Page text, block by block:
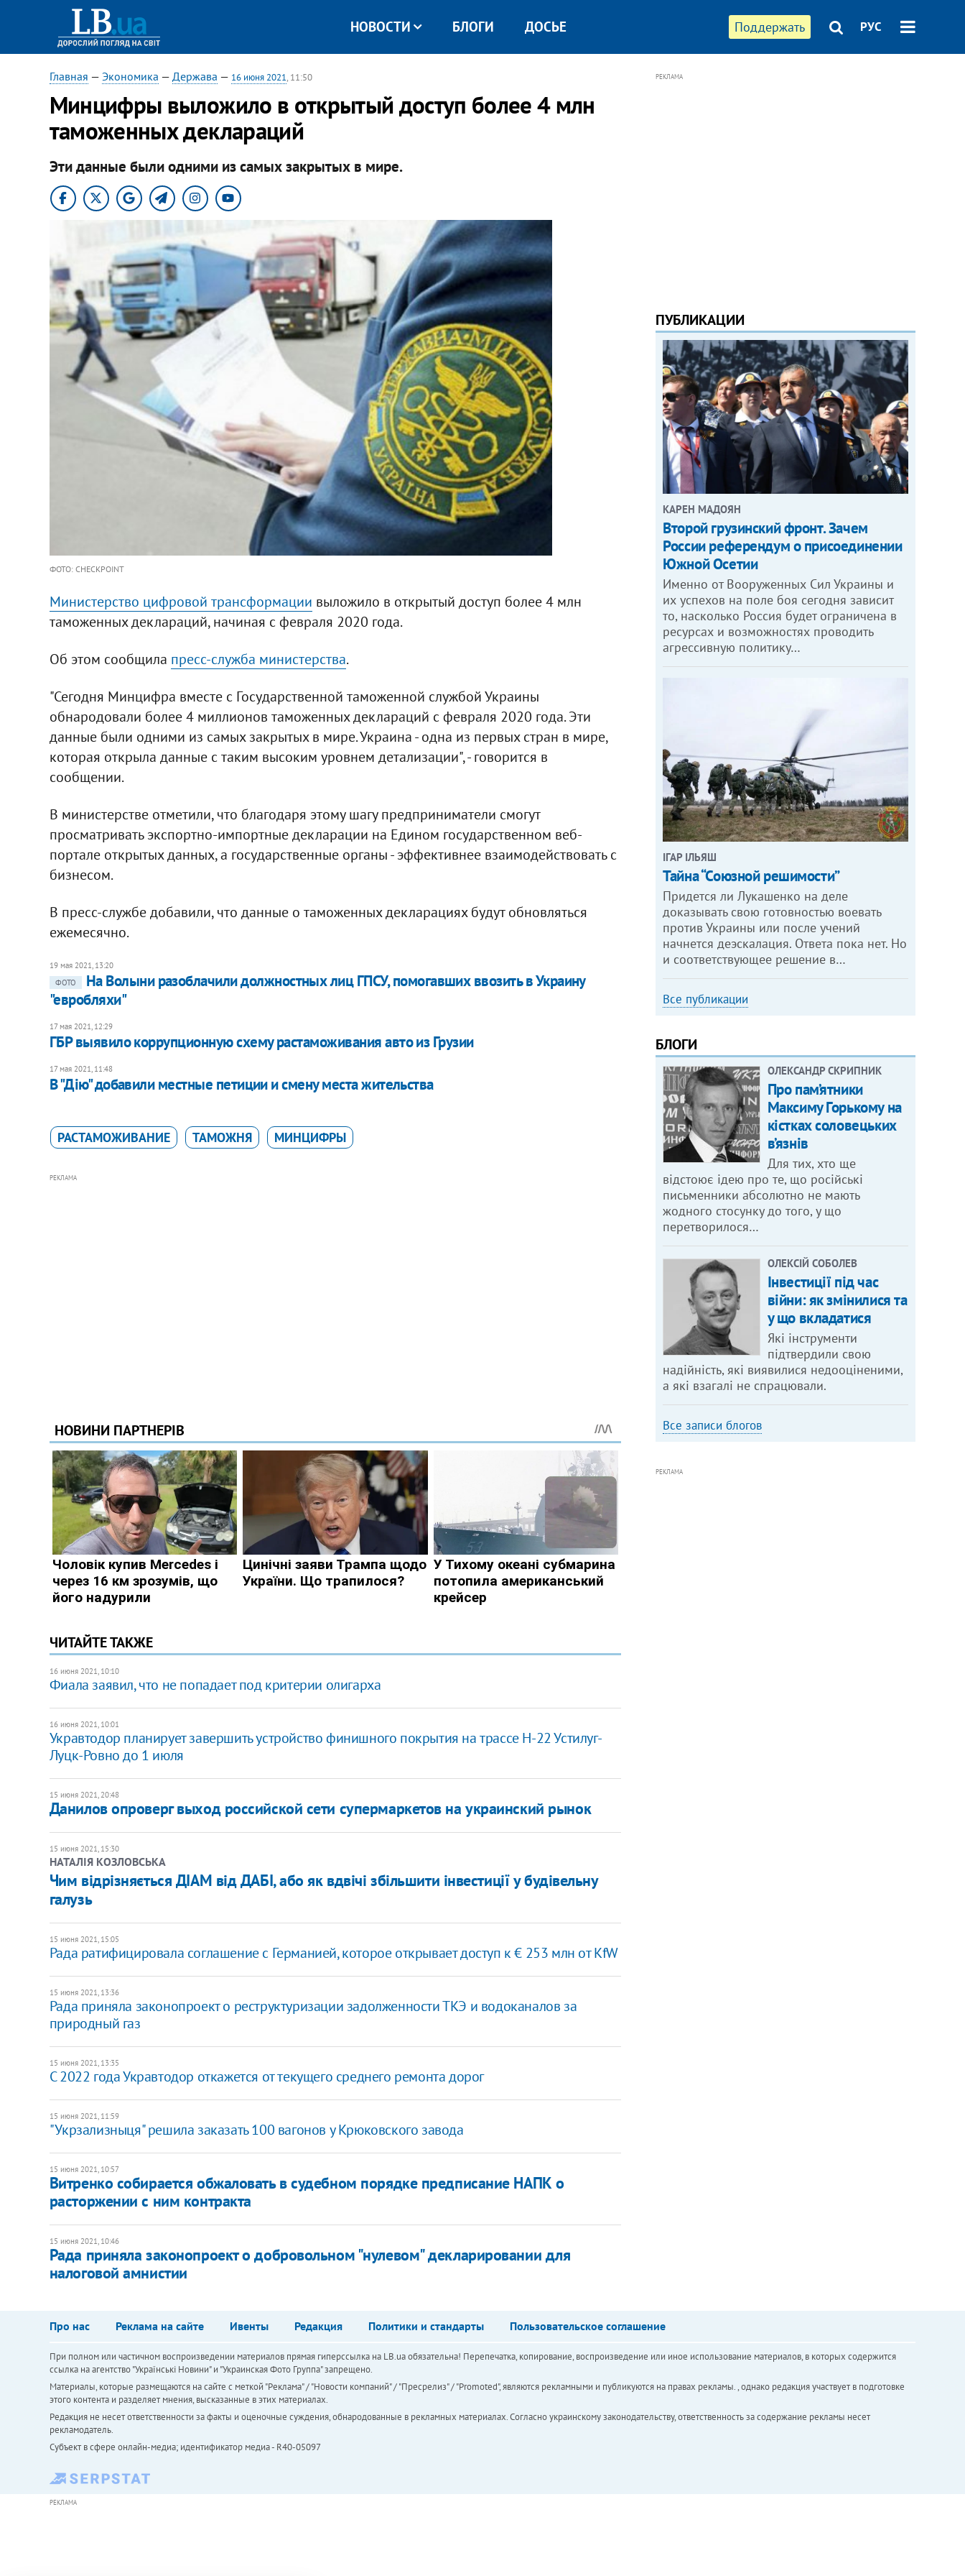
Поддержать РУС
НОВОСТИ БЛОГИ ДОСЬЕ
Главная — Экономика — Держава — 16 июня 2021, 11:50
Минцифры выложило в открытый доступ более 4 млн
таможенных деклараций
Эти данные были одними из самых закрытых в мире.
ФОТО: CHECKPOINT
Министерство цифровой трансформации выложило в открытый доступ более 4 млн
таможенных деклараций, начиная с февраля 2020 года.
Об этом сообщила пресс-служба министерства.
"Сегодня Минцифра вместе с Государственной таможенной службой Украины
обнародовали более 4 миллионов таможенных деклараций с февраля 2020 года. Эти
данные были одними из самых закрытых в мире. Украина - одна из первых стран в мире,
которая открыла данные с таким высоким уровнем детализации", - говорится в
сообщении.
В министерстве отметили, что благодаря этому шагу предприниматели смогут
просматривать экспортно-импортные декларации на Едином государственном веб-
портале открытых данных, а государственные органы - эффективнее взаимодействовать с
бизнесом.
В пресс-службе добавили, что данные о таможенных декларациях будут обновляться
ежемесячно.
19 мая 2021, 13:20
ФОТО
На Волыни разоблачили должностных лиц ГПСУ, помогавших ввозить в Украину
"евробляхи"
17 мая 2021, 12:29
ГБР выявило коррупционную схему растаможивания авто из Грузии
17 мая 2021, 11:48
В "Дію" добавили местные петиции и смену места жительства
РАСТАМОЖИВАНИЕ ТАМОЖНЯ МИНЦИФРЫ
РЕКЛАМА
ЧИТАЙТЕ ТАКЖЕ
16 июня 2021, 10:10
Фиала заявил, что не попадает под критерии олигарха
16 июня 2021, 10:01
Укравтодор планирует завершить устройство финишного покрытия на трассе Н-22 Устилуг-
Луцк-Ровно до 1 июля
15 июня 2021, 20:48
Данилов опроверг выход российской сети супермаркетов на украинский рынок
15 июня 2021, 15:30
НАТАЛІЯ КОЗЛОВСЬКА
Чим відрізняється ДІАМ від ДАБІ, або як вдвічі збільшити інвестиції у будівельну
галузь
15 июня 2021, 15:05
Рада ратифицировала соглашение с Германией, которое открывает доступ к € 253 млн от KfW
15 июня 2021, 13:36
Рада приняла законопроект о реструктуризации задолженности ТКЭ и водоканалов за
природный газ
15 июня 2021, 13:35
С 2022 года Укравтодор откажется от текущего среднего ремонта дорог
15 июня 2021, 11:59
"Укрзализныця" решила заказать 100 вагонов у Крюковского завода
15 июня 2021, 10:57
Витренко собирается обжаловать в судебном порядке предписание НАПК о
расторжении с ним контракта
15 июня 2021, 10:46
Рада приняла законопроект о добровольном "нулевом" декларировании для
налоговой амнистии
РЕКЛАМА
ПУБЛИКАЦИИ
КАРЕН МАДОЯН
Второй грузинский фронт. Зачем
России референдум о присоединении
Южной Осетии
Именно от Вооруженных Сил Украины и
их успехов на поле боя сегодня зависит
то, насколько Россия будет ограничена в
ресурсах и возможностях проводить
агрессивную политику…
ІГАР ІЛЬЯШ
Тайна “Союзной решимости”
Придется ли Лукашенко на деле
доказывать свою готовностью воевать
против Украины или после учений
начнется деэскалация. Ответа пока нет. Но
и соответствующее решение в…
Все публикации
БЛОГИ
ОЛЕКСАНДР СКРИПНИК
Про пам’ятники
Максиму Горькому на
кістках соловецьких
в’язнів
Для тих, хто ще
відстоює ідею про те, що російські
письменники абсолютно не мають
жодного стосунку до того, у що
перетворилося…
ОЛЕКСІЙ СОБОЛЕВ
Інвестиції під час
війни: як змінилися та
у що вкладатися
Які інструменти
підтвердили свою
надійність, які виявилися недооціненими,
а які взагалі не спрацювали.
Все записи блогов
РЕКЛАМА
Про нас Реклама на сайте Ивенты Редакция Политики и стандарты Пользовательское соглашение
При полном или частичном воспроизведении материалов прямая гиперссылка на LB.ua обязательна! Перепечатка, копирование, воспроизведение или иное использование материалов, в которых содержится
ссылка на агентство "Українськi Новини" и "Украинская Фото Группа" запрещено.
Материалы, которые размещаются на сайте с меткой "Реклама" / "Новости компаний" / "Пресрелиз" / "Promoted", являются рекламными и публикуются на правах рекламы. , однако редакция участвует в подготовке
этого контента и разделяет мнения, высказанные в этих материалах.
Редакция не несет ответственности за факты и оценочные суждения, обнародованные в рекламных материалах. Согласно украинскому законодательству, ответственность за содержание рекламы несет
рекламодатель.
Субъект в сфере онлайн-медиа; идентификатор медиа - R40-05097
РЕКЛАМА